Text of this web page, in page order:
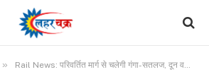
» Rail News: परिवर्तित मार्ग से चलेगी गंगा-सतलज, दून व टाटा जलियांवाला बाग एक्सप्रेस